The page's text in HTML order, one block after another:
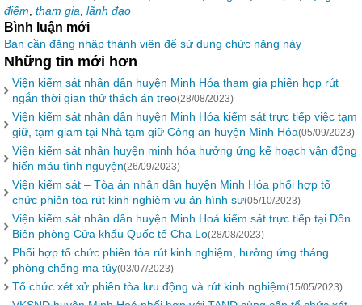
điểm tham gia lãnh đạo
Bình luận mới
Bạn cần đăng nhập thành viên để sử dụng chức năng này
Những tin mới hơn
Viện kiểm sát nhân dân huyện Minh Hóa tham gia phiên họp rút
ngắn thời gian thử thách án treo(28/08/2023)
Viện kiểm sát nhân dân huyện Minh Hóa kiểm sát trực tiếp việc tạm
giữ, tạm giam tại Nhà tạm giữ Công an huyện Minh Hóa(05/09/2023)
Viện kiểm sát nhân huyện minh hóa hưởng ứng kế hoạch vận động
hiến máu tình nguyện(26/09/2023)
Viện kiểm sát – Tòa án nhân dân huyện Minh Hóa phối hợp tổ
chức phiên tòa rút kinh nghiệm vụ án hình sự(05/10/2023)
Viện kiểm sát nhân dân huyện Minh Hoá kiểm sát trực tiếp tại Đồn
Biên phòng Cửa khẩu Quốc tế Cha Lo(28/08/2023)
Phối hợp tổ chức phiên tòa rút kinh nghiệm, hưởng ứng tháng
phòng chống ma túy(03/07/2023)
Tổ chức xét xử phiên tòa lưu động và rút kinh nghiệm(15/05/2023)